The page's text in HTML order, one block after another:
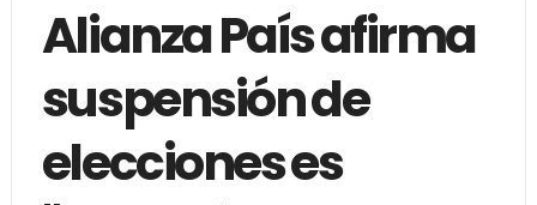
Alianza País afirma
suspensión de
elecciones es